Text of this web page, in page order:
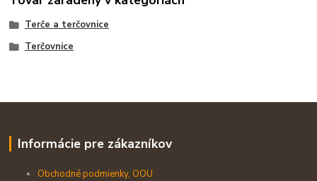
Terče a terčovnice
Terčovnice
Informácie pre zákazníkov
Obchodné podmienky, OOU